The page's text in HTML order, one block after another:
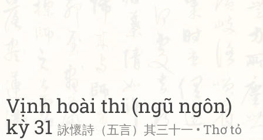
Vịnh hoài thi (ngũ ngôn)
kỳ 31 詠懷詩（五言）其三十一 • Thơ tỏ